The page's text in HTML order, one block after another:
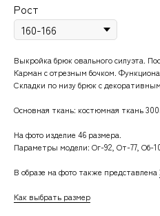
Рост
Выкройка брюк овального силуэта.
Карман с отрезным бочком.
Складки по низу брюк с
Основная ткань: костюмная ткань
На фото изделие 46 размера.
Параметры модели: Ог-92, От-77, Об-
В образе на фото также представлена
Как выбрать размер